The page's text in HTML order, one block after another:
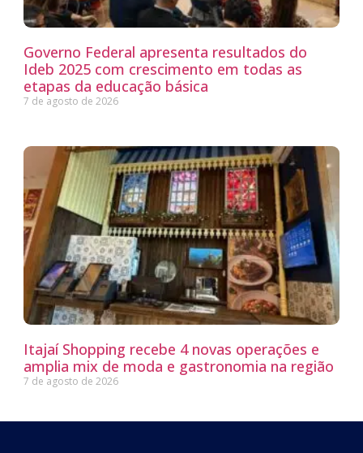
Governo Federal apresenta resultados do
Ideb 2025 com crescimento em todas as
etapas da educação básica
7 de agosto de 2026
Itajaí Shopping recebe 4 novas operações e
amplia mix de moda e gastronomia na região
7 de agosto de 2026